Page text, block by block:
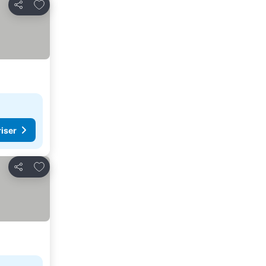
Del
Legg til i favoritter
Del
Legg til i favoritter